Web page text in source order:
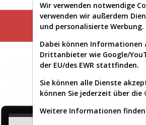
Diese
Wir verwenden notwendige
verwenden wir außerdem
und personalisierte Werbung.
Dabei können Informationen
Drittanbieter wie Google/
der EU/des EWR stattfinden.
Sie können alle Dienste
können Sie jederzeit über die
Weitere Informationen finden